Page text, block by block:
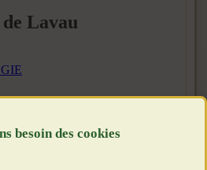
Lavau